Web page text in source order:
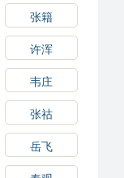
张籍
许浑
韦庄
张祜
岳飞